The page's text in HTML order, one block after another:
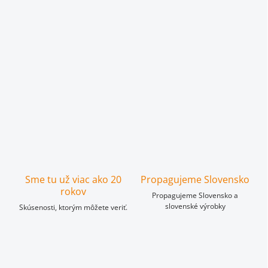
Sme tu už viac ako 20
rokov
Skúsenosti, ktorým môžete veriť.
Propagujeme Slovensko
Propagujeme Slovensko a
slovenské výrobky